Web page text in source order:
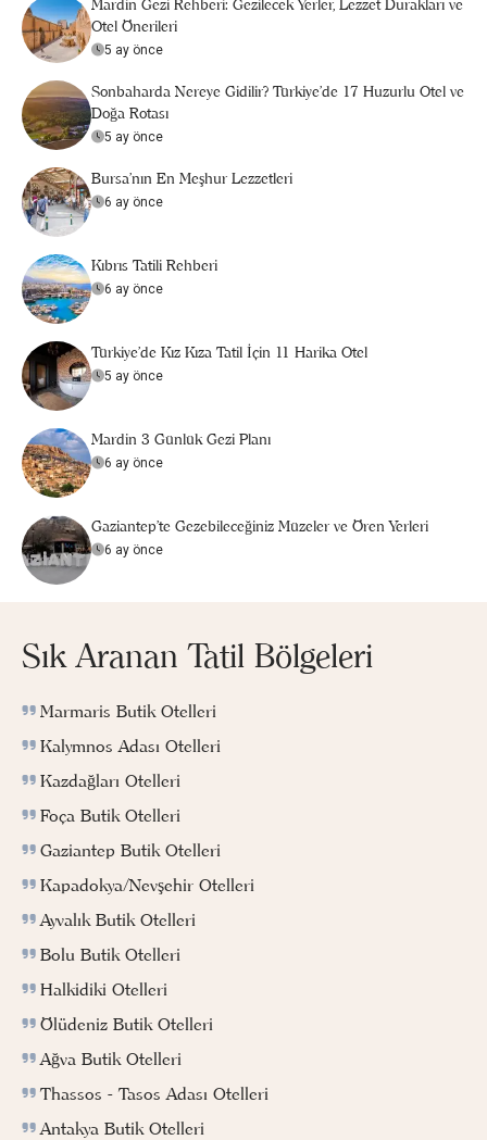
Mardin Gezi Rehberi: Gezilecek Yerler, Lezzet Durakları ve
Otel Önerileri
5 ay önce
Sonbaharda Nereye Gidilir? Türkiye’de 17 Huzurlu Otel ve
Doğa Rotası
5 ay önce
Bursa’nın En Meşhur Lezzetleri
6 ay önce
Kıbrıs Tatili Rehberi
6 ay önce
Türkiye’de Kız Kıza Tatil İçin 11 Harika Otel
5 ay önce
Mardin 3 Günlük Gezi Planı
6 ay önce
Gaziantep'te Gezebileceğiniz Müzeler ve Ören Yerleri
6 ay önce
Sık Aranan Tatil Bölgeleri
Marmaris Butik Otelleri
Kalymnos Adası Otelleri
Kazdağları Otelleri
Foça Butik Otelleri
Gaziantep Butik Otelleri
Kapadokya/Nevşehir Otelleri
Ayvalık Butik Otelleri
Bolu Butik Otelleri
Halkidiki Otelleri
Ölüdeniz Butik Otelleri
Ağva Butik Otelleri
Thassos - Tasos Adası Otelleri
Antakya Butik Otelleri